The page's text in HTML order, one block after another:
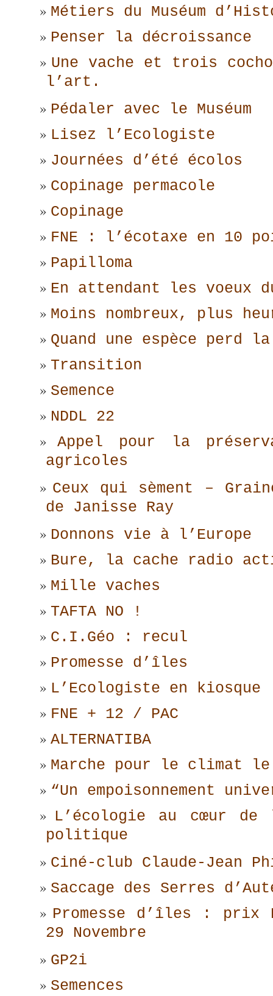
Métiers du Muséum
Penser la décroissance
Une vache et trois
l’art.
Pédaler avec le Muséum
Lisez l’Ecologiste
Journées d’été écolos
Copinage permacole
Copinage
FNE : l’écotaxe en 10
Papilloma
En attendant les voeux
Moins nombreux, plus
Quand une espèce perd
Transition
Semence
NDDL 22
Appel pour la
agricoles
Ceux qui sèment –
de Janisse Ray
Donnons vie à l’Europe
Bure, la cache radio
Mille vaches
TAFTA NO !
C.I.Géo : recul
Promesse d’îles
L’Ecologiste en kiosque
FNE + 12 / PAC
ALTERNATIBA
Marche pour le climat le
“Un empoisonnement
L’écologie au cœur
politique
Ciné-club Claude-Jean
Saccage des Serres
Promesse d’îles : prix
29 Novembre
GP2i
Semences